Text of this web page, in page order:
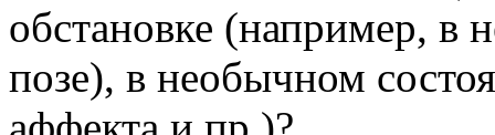
обстановке (например, в
позе), в необычном